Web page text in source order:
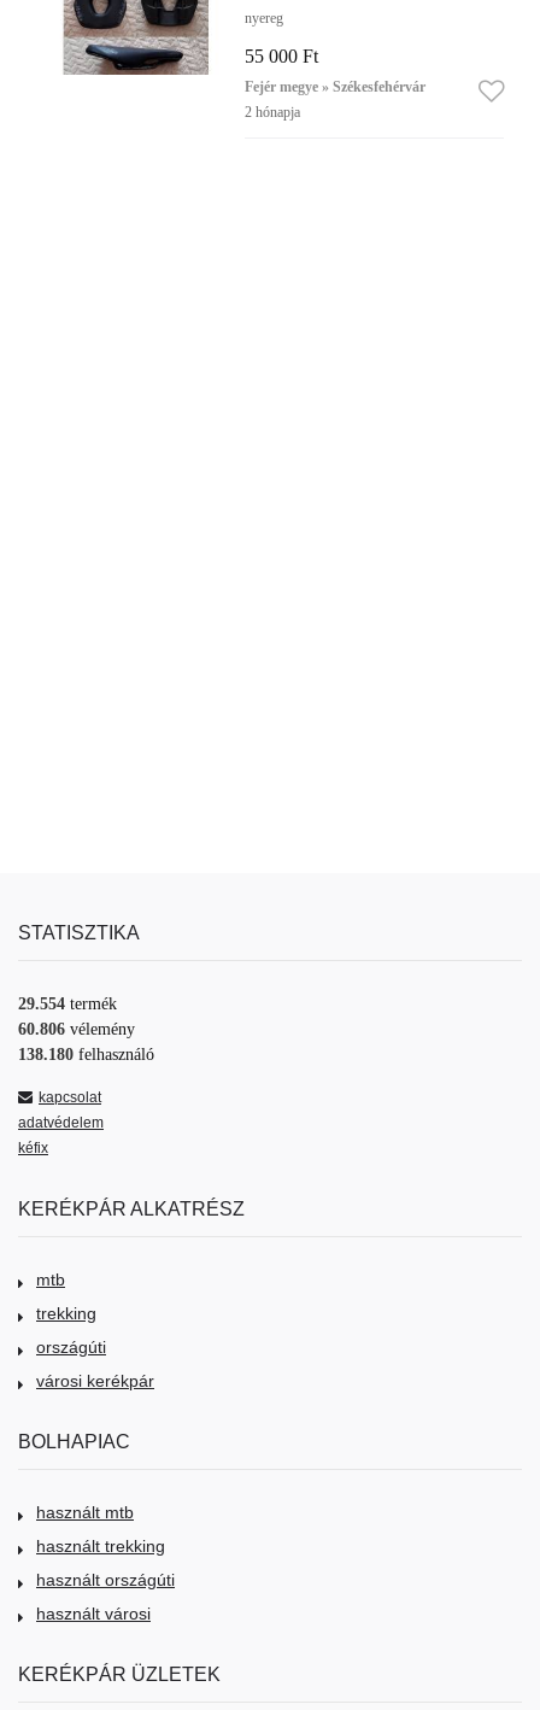
nyereg
55 000 Ft
Fejér megye » Székesfehérvár
2 hónapja
STATISZTIKA
29.554 termék
60.806 vélemény
138.180 felhasználó
kapcsolat
adatvédelem
kéfix
KERÉKPÁR ALKATRÉSZ
mtb
trekking
országúti
városi kerékpár
BOLHAPIAC
használt mtb
használt trekking
használt országúti
használt városi
KERÉKPÁR ÜZLETEK